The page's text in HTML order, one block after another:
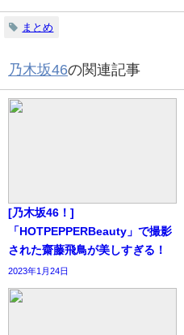
まとめ
乃木坂46の関連記事
[乃木坂46！]
「HOTPEPPERBeauty」で撮影
された齋藤飛鳥が美しすぎる！
2023年1月24日